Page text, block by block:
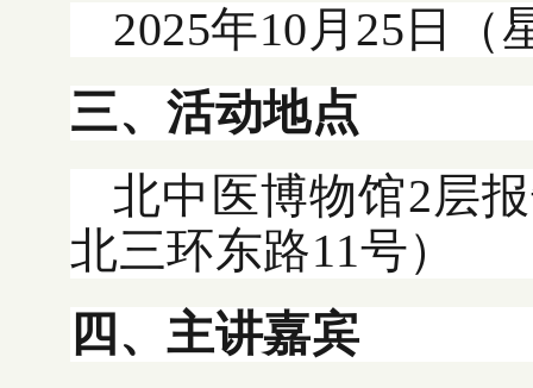
2025年10月25日（
三、活动地点
北中医博物馆2层
北三环东路11号）
四、主讲嘉宾